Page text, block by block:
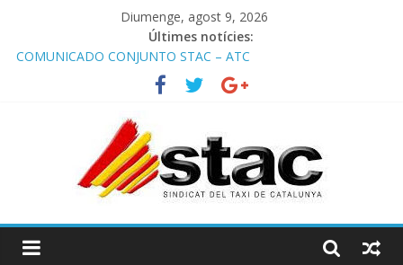
Diumenge, agost 9, 2026
Últimes notícies:
COMUNICADO CONJUNTO STAC – ATC
Comunicado STAC/ ATC de la reunión con los Mossos d
‘Esquadra del aeropuerto de Barcelona.
Programa de Radio TAXI LIBRE 29.07.2026 en COOLTURA FM.
STAC/ATC SOLICITAN TAULA TÈCNICA PARA MEJORAR LA
OPERATIVA DE ENTRADA EN EL PUERTO DE BARCELONA.
Programa de Radio TAXI LIBRE 22.07.2026 en COOLTURA FM.